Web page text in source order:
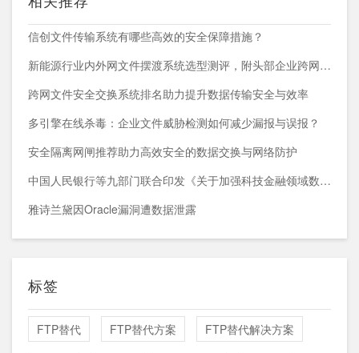
信创文件传输系统有哪些高效的安全保障措施？
新能源行业内外网文件摆渡系统选型测评，附头部企业跨网部署案例
跨网文件安全交换系统排名助力提升数据传输安全与效率
多引擎在线杀毒：企业文件威胁检测如何减少漏报与误报？
安全隔离网闸推荐助力高效安全的数据交换与网络防护
中国人民银行等九部门联合印发《关于加强科技金融领域数据开发利用的通知》
雅诗兰黛因Oracle漏洞遭数据泄露
标签
FTP替代 FTP替代方案 FTP替代解决方案